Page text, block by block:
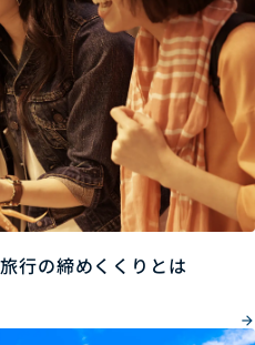
行の締めくくりとは